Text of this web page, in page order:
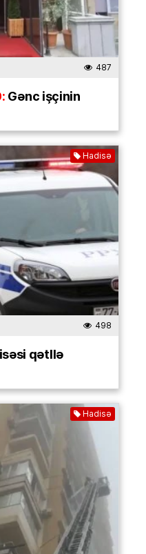
487
Gənc işçinin
Hadisə
498
qətllə
Hadisə